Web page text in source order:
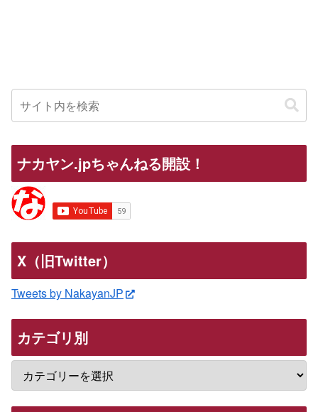
ナカヤン.jpちゃんねる開設！
X（旧Twitter）
Tweets by NakayanJP
カテゴリ別